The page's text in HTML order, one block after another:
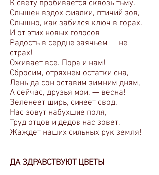
К свету пробивается сквозь тьму.
Слышен вздох фиалки, птичий зов,
Слышно, как забился ключ в горах.
И от этих новых голосов
Радость в сердце заячьем — не
страх!
Оживает все. Пора и нам!
Сбросим, отряхнем остатки сна,
Лень да сон оставим зимним дням,
А сейчас, друзья мои, — весна!
Зеленеет ширь, синеет свод,
Нас зовут набухшие поля,
Труд отцов и дедов нас зовет,
Жаждет наших сильных рук земля!
ДА ЗДРАВСТВУЮТ ЦВЕТЫ